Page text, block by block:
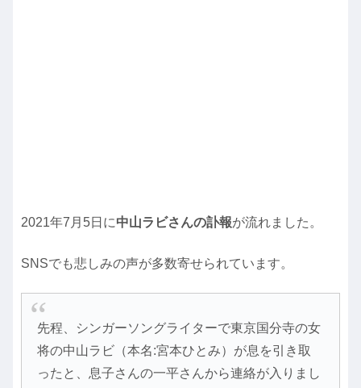
2021年7月5日に中山ラビさんの訃報が流れました。
SNSでも悲しみの声が多数寄せられています。
先程、シンガーソングライターで東京国分寺の女
将の中山ラビ（本名:宮本ひとみ）が息を引き取
ったと、息子さんの一平さんから連絡が入りまし